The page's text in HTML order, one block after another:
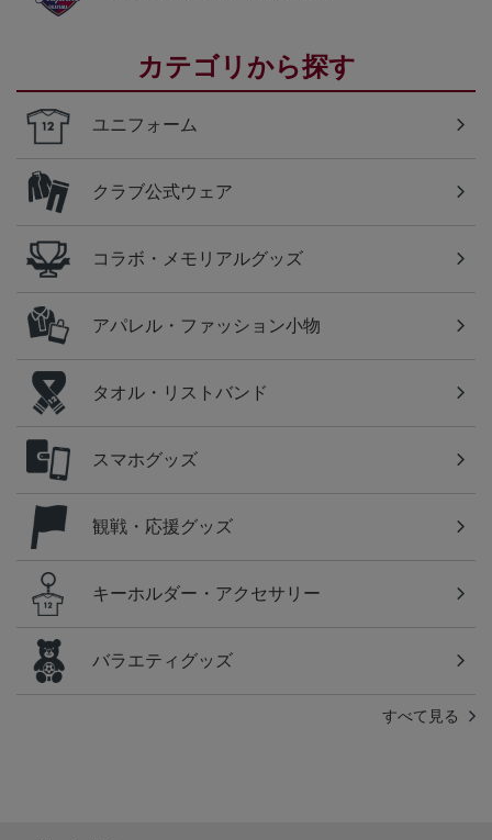
カテゴリから探す
ユニフォーム
クラブ公式ウェア
コラボ・メモリアルグッズ
アパレル・ファッション小物
タオル・リストバンド
スマホグッズ
観戦・応援グッズ
キーホルダー・アクセサリー
バラエティグッズ
すべて見る